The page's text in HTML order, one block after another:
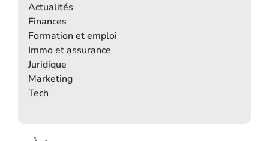
Actualités
Finances
Formation et emploi
Immo et assurance
Juridique
Marketing
Tech